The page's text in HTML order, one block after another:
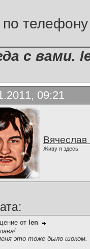
с вами.
09:21
Вячеслав
Живу я здесь
от len
это тоже было шоком.